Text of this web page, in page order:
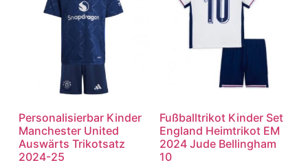
Personalisierbar Kinder
Manchester United
Auswärts Trikotsatz
2024-25
Fußballtrikot Kinder Set
England Heimtrikot EM
2024 Jude Bellingham
10